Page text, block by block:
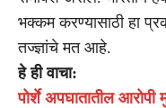
भक्कम करण्यासाठी हा
तज्ज्ञांचे मत आहे.
हे ही वाचा:
पोर्शे अपघातातील